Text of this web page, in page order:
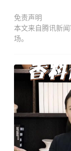
免责声明
本文来自腾讯新
场。